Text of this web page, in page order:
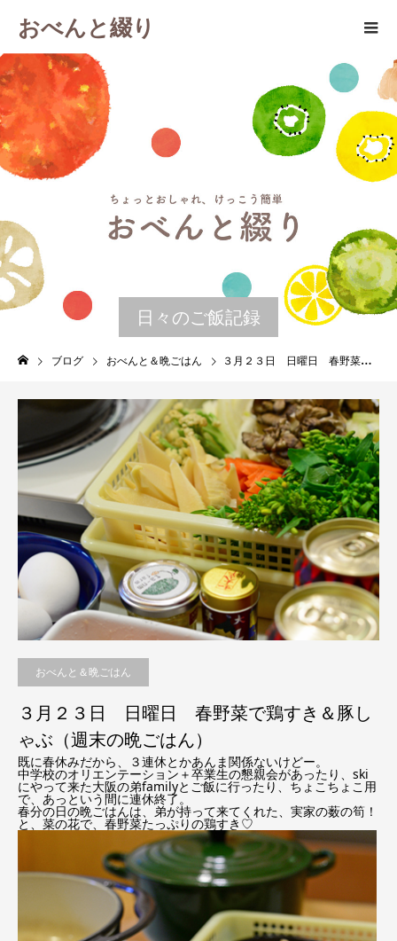
おべんと綴り
日々のご飯記録
ブログ おべんと＆晩ごはん ３月２３日 日曜日 春野菜で鶏すき＆豚しゃぶ（週末の晩ごはん）
おべんと＆晩ごはん
３月２３日 日曜日 春野菜で鶏すき＆豚し
ゃぶ（週末の晩ごはん）
既に春休みだから、３連休とかあんま関係ないけどー。
中学校のオリエンテーション＋卒業生の懇親会があったり、ski
にやって来た大阪の弟familyとご飯に行ったり、ちょこちょこ用
で、あっという間に連休終了。
春分の日の晩ごはんは、弟が持って来てくれた、実家の薮の筍！
と、菜の花で、春野菜たっぷりの鶏すき♡